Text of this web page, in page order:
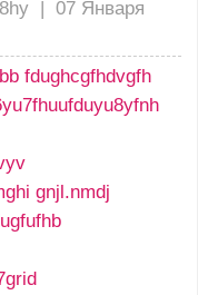
| 07 Января
fdughcgfhdvgfh
gnjl.nmdj